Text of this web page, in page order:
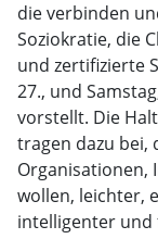
die verbinden
Soziokratie, die
und zertifizierte
27., und
vorstellt. Die
tragen dazu bei,
Organisationen,
wollen, leichter,
intelligenter und